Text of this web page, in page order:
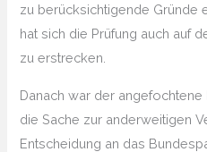
zu berücksichtigende Gründe
hat sich die Prüfung auch auf
zu erstrecken.
Danach war der
die Sache zur anderweitigen
Entscheidung an das